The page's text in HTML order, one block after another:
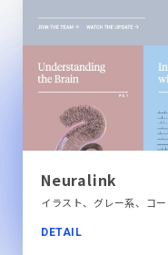
Neuralink
DETAIL